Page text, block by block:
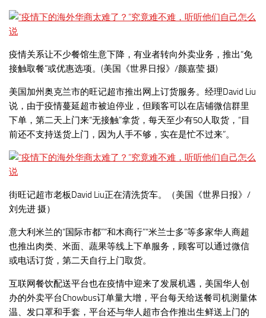
疫情关系让不少餐馆生意下降，有业者转向外卖业务，推出“免
接触取餐”或优惠选项。(美国《世界日报》/颜嘉莹 摄)
美国加州奥克兰市的旺记超市推出网上订货服务。经理David Liu
说，由于疫情蔓延超市被迫停业，但顾客可以在店铺微信群里
下单，第二天上门来“无接触”拿货，每天至少有50人取货，“目
前还不支持送货上门，因为人手不够，实在是忙不过来”。
街旺记超市老板David Liu正在清洗货车。（美国《世界日报》/
刘先进 摄）
意大利米兰的“国际市都”“和木商行”“米兰士多”等多家华人商超
也推出肉类、米面、蔬果等线上下单服务，顾客可以通过微信
或电话订货，第二天自行上门取货。
互联网餐饮配送平台也在疫情中迎来了发展机遇，美国华人创
办的外卖平台Chowbus订单量大增，平台每天给送餐司机测量体
温、发口罩和手套，平台还与华人超市合作推出生鲜送上门的